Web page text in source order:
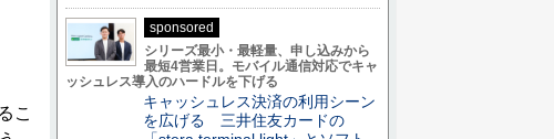
こ
sponsored
シリーズ最小・最軽量、申し込みから
最短4営業日。モバイル通信対応でキャ
ッシュレス導入のハードルを下げる
キャッシュレス決済の利用シーン
を広げる 三井住友カードの